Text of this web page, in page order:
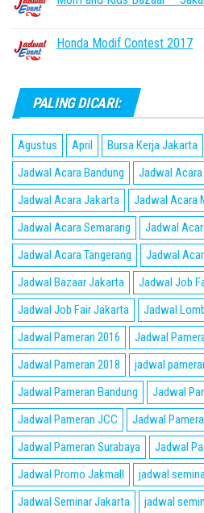
Honda Modif Contest 2017
PALING DICARI:
Agustus April Bursa Kerja Jakarta
Jadwal Acara Bandung
Jadwal
Jadwal Acara Jakarta
Jadwal Acara
Jadwal Acara Semarang
Jadwal
Jadwal Acara Tangerang
Jadwal
Jadwal Bazaar Jakarta
Jadwal Job
Jadwal Job Fair Jakarta
Jadwal
Jadwal Pameran 2016
Jadwal
Jadwal Pameran 2018
jadwal
Jadwal Pameran Bandung
Jadwal
Jadwal Pameran JCC
Jadwal
Jadwal Pameran Surabaya
Jadwal
Jadwal Promo Jakmall
jadwal
Jadwal Seminar Jakarta
jadwal